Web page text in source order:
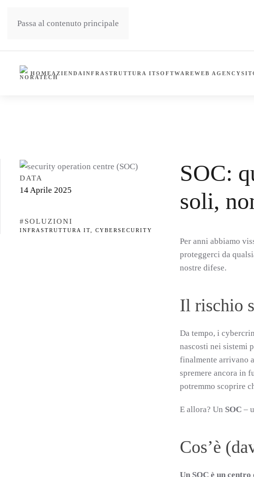
Passa al contenuto principale
HOME AZIENDA INFRASTRUTTURA ITSOFTWAREWEB AGENCY
DATA
14 Aprile 2025
#SOLUZIONI
INFRASTRUTTURA IT, CYBERSECURITY
SOC:
soli,
Per anni abbiamo
proteggerci da
nostre difese.
Il rischio
Da tempo, i
nascosti nei sistemi
finalmente arrivano
spremere ancora in
potremmo scoprire
E allora? Un SOC –
Cos’è
Un SOC è un